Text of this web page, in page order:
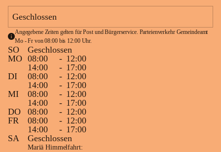
Geschlossen
Angegebene Zeiten gelten für Post und Bürgerservice. Parteienverkehr Gemeindeamt
Mo - Fr von 08:00 bis 12:00 Uhr.
SO
Geschlossen
MO 08:00 - 12:00
14:00
- 17:00
DI
08:00 - 12:00
14:00
- 17:00
MI
08:00 - 12:00
14:00
- 17:00
DO
08:00 - 12:00
FR
08:00 - 12:00
14:00
- 17:00
SA
Geschlossen
Mariä Himmelfahrt: